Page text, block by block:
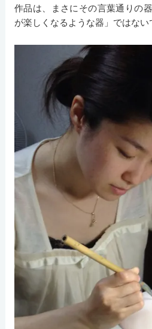
作品は、まさにその言葉通りの
が楽しくなるような器」ではない